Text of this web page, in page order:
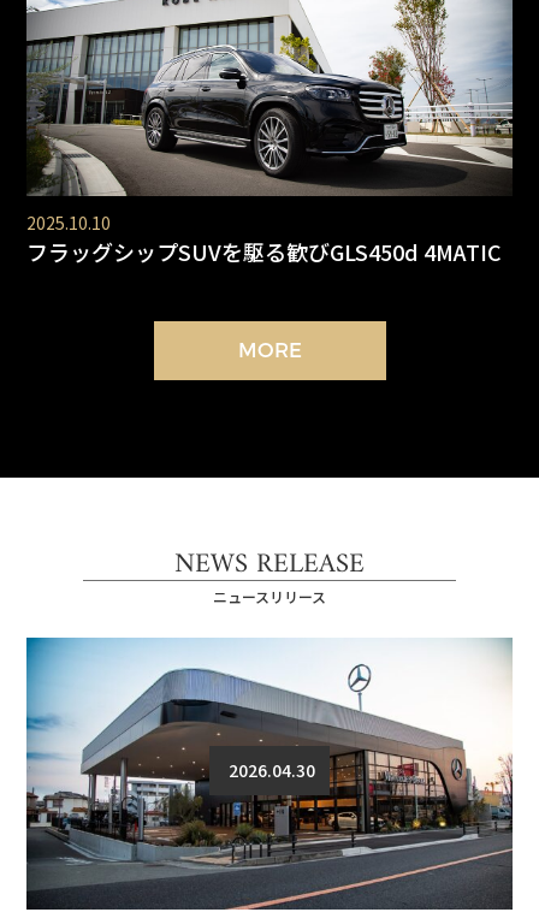
2025.10.10
フラッグシップSUVを駆る歓びGLS450d 4MATIC
MORE
NEWS RELEASE
ニュースリリース
2026.04.30